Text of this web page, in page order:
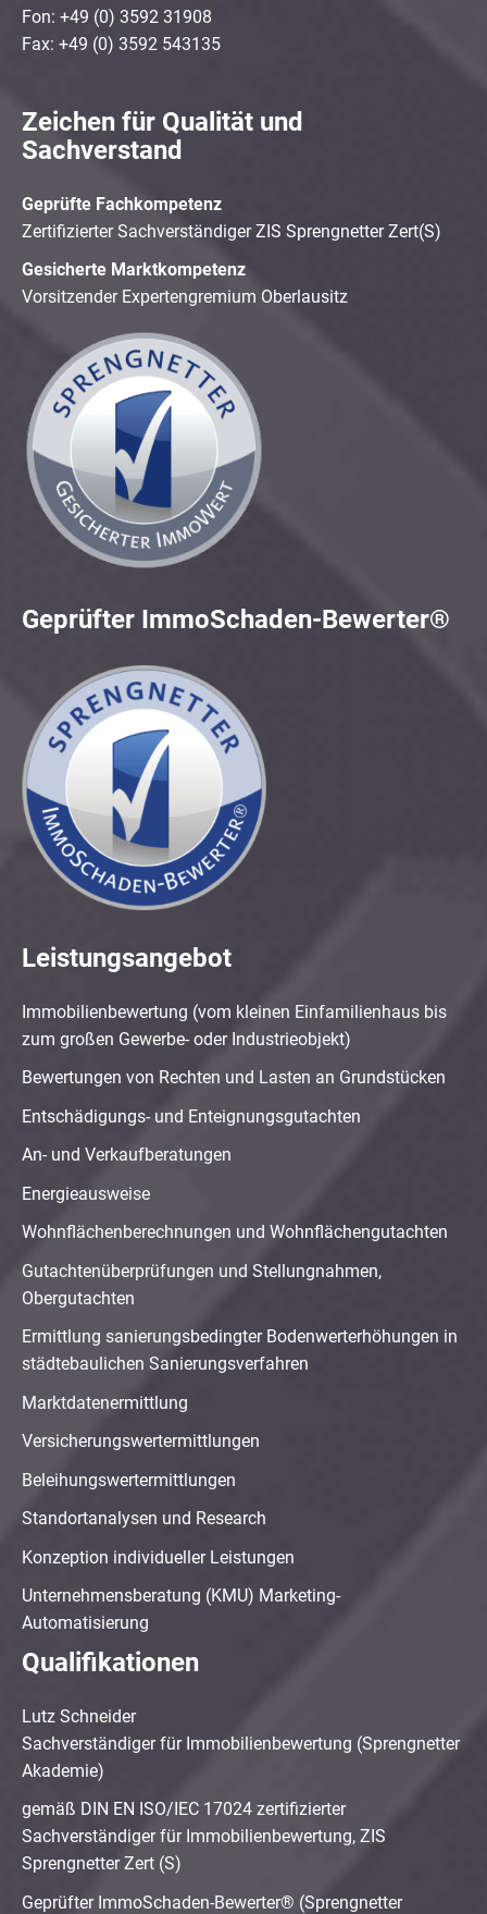
Fon: +49 (0) 3592 31908
Fax: +49 (0) 3592 543135
Zeichen für Qualität und
Sachverstand
Geprüfte Fachkompetenz
Zertifizierter Sachverständiger ZIS Sprengnetter Zert(S)
Gesicherte Marktkompetenz
Vorsitzender Expertengremium Oberlausitz
Geprüfter ImmoSchaden-Bewerter®
Leistungsangebot
Immobilienbewertung (vom kleinen Einfamilienhaus bis
zum großen Gewerbe- oder Industrieobjekt)
Bewertungen von Rechten und Lasten an Grundstücken
Entschädigungs- und Enteignungsgutachten
An- und Verkaufberatungen
Energieausweise
Wohnflächenberechnungen und Wohnflächengutachten
Gutachtenüberprüfungen und Stellungnahmen,
Obergutachten
Ermittlung sanierungsbedingter Bodenwerterhöhungen in
städtebaulichen Sanierungsverfahren
Marktdatenermittlung
Versicherungswertermittlungen
Beleihungswertermittlungen
Standortanalysen und Research
Konzeption individueller Leistungen
Unternehmensberatung (KMU) Marketing-
Automatisierung
Qualifikationen
Lutz Schneider
Sachverständiger für Immobilienbewertung (Sprengnetter
Akademie)
gemäß DIN EN ISO/IEC 17024 zertifizierter
Sachverständiger für Immobilienbewertung, ZIS
Sprengnetter Zert (S)
Geprüfter ImmoSchaden-Bewerter® (Sprengnetter